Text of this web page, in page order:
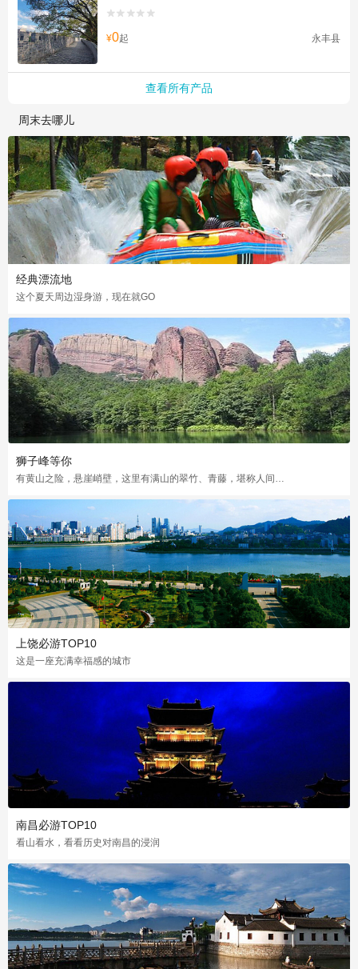


¥0起 永丰县
查看所有产品
周末去哪儿
经典漂流地
这个夏天周边湿身游，现在就GO
狮子峰等你
有黄山之险，悬崖峭壁，这里有满山的翠竹、青藤，堪称人间仙境世外桃源
上饶必游TOP10
这是一座充满幸福感的城市
南昌必游TOP10
看山看水，看看历史对南昌的浸润